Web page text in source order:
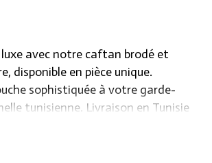
avec notre caftan brodé et
disponible en pièce unique.
sophistiquée à votre garde-
tunisienne. Livraison en Tunisie
entier. Commandez maintenant